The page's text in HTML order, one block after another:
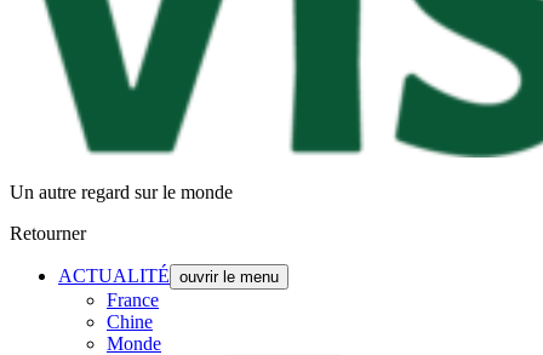
Un autre regard sur le monde
Retourner
ACTUALITÉ ouvrir le menu
France
Chine
Monde